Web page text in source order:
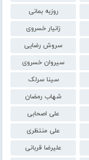
روزبه بمانی
زانیار خسروی
سروش رضایی
سیروان خسروی
سینا سرلک
شهاب رمضان
علی اصحابی
علی منتظری
علیرضا قربانی